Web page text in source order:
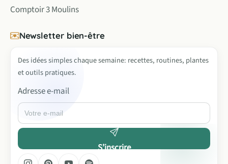
Comptoir 3 Moulins
Newsletter bien-être
Des idées simples chaque semaine: recettes, routines, plantes
et outils pratiques.
Adresse e-mail
S’inscrire